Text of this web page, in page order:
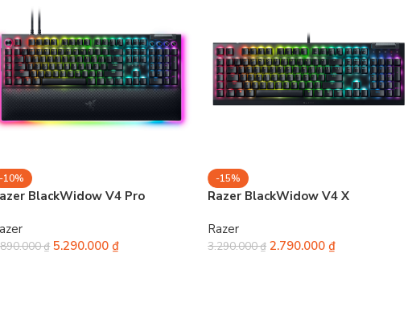
-10%
BlackWidow V4 Pro
₫ 5.290.000₫
-15%
Razer BlackWidow V4 X
Razer
3.290.000₫ 2.790.000₫